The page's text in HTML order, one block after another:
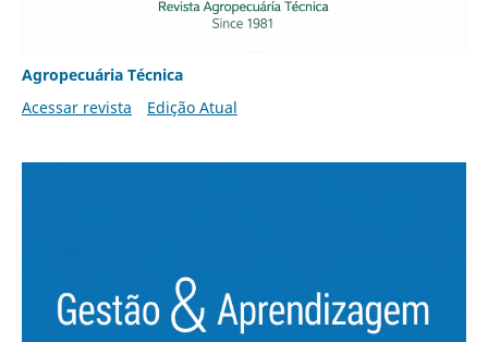
Agropecuária Técnica
Acessar revista
Edição Atual